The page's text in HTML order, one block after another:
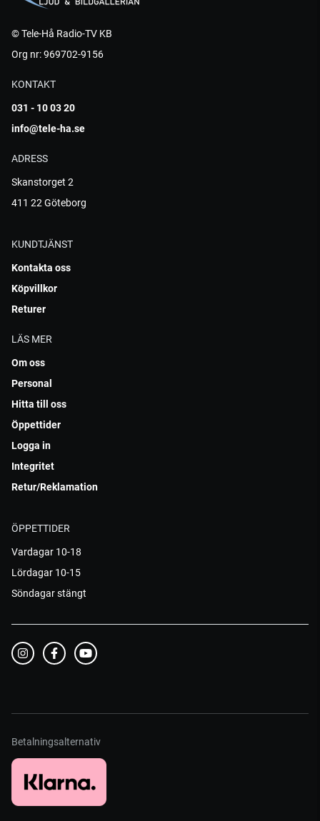
© Tele-Hå Radio-TV KB
Org nr: 969702-9156
KONTAKT
031 - 10 03 20
info@tele-ha.se
ADRESS
Skanstorget 2
411 22 Göteborg
KUNDTJÄNST
Kontakta oss
Köpvillkor
Returer
LÄS MER
Om oss
Personal
Hitta till oss
Öppettider
Logga in
Integritet
Retur/Reklamation
ÖPPETTIDER
Vardagar 10-18
Lördagar 10-15
Söndagar stängt
Betalningsalternativ